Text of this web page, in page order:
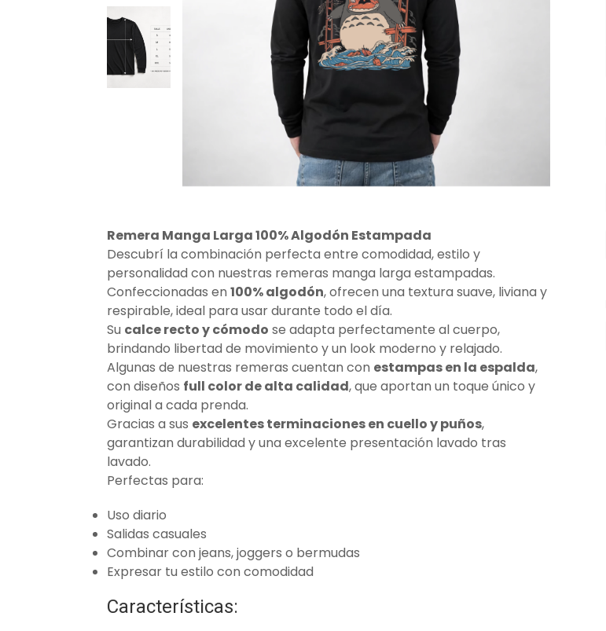
Remera Manga Larga 100% Algodón Estampada
Descubrí la combinación perfecta entre comodidad, estilo y
personalidad con nuestras remeras manga larga estampadas.
Confeccionadas en 100% algodón, ofrecen una textura suave, liviana y
respirable, ideal para usar durante todo el día.
Su calce recto y cómodo se adapta perfectamente al cuerpo,
brindando libertad de movimiento y un look moderno y relajado.
Algunas de nuestras remeras cuentan con estampas en la espalda,
con diseños full color de alta calidad, que aportan un toque único y
original a cada prenda.
Gracias a sus excelentes terminaciones en cuello y puños,
garantizan durabilidad y una excelente presentación lavado tras
lavado.
Perfectas para:
Uso diario
Salidas casuales
Combinar con jeans, joggers o bermudas
Expresar tu estilo con comodidad
Características: